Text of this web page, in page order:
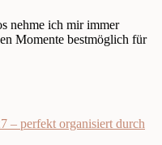
nehme ich mir immer
Momente bestmöglich für
– perfekt organisiert durch